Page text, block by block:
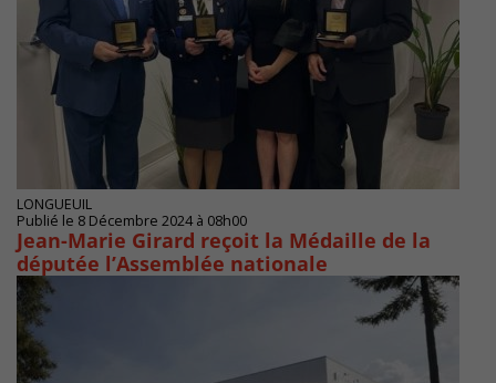
LONGUEUIL
Publié le 8 Décembre 2024 à 08h00
Jean-Marie Girard reçoit la Médaille de la
députée l’Assemblée nationale